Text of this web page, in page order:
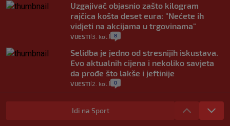
Uzgajivač objasnio zašto kilogram
rajčica košta deset eura: "Nećete ih
vidjeti na akcijama u trgovinama"
VIJESTI 3. kol. 8
Selidba je jedno od stresnijih iskustava.
Evo aktualnih cijena i nekoliko savjeta
da prođe što lakše i jeftinije
VIJESTI 2. kol. 0
Izračunali smo koliko košta putovanje
automobilom na Hvar iz Zagreba, a
Idi na Sport